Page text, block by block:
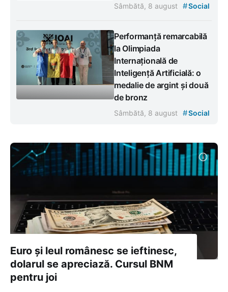
Sâmbătă, 8 august #Social
Performanță remarcabilă
la Olimpiada
Internațională de
Inteligență Artificială: o
medalie de argint și două
de bronz
Sâmbătă, 8 august #Social
Euro și leul românesc se ieftinesc,
dolarul se apreciază. Cursul BNM
pentru joi